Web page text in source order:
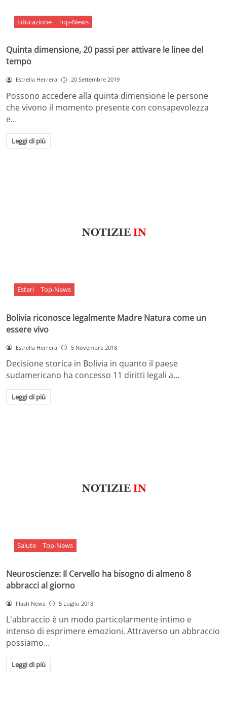
Educazione Top-News
Quinta dimensione, 20 passi per attivare le linee del
tempo
Estrella Herrera 20 Settembre 2019
Possono accedere alla quinta dimensione le persone
che vivono il momento presente con consapevolezza
e…
Leggi di più
Esteri Top-News
Bolivia riconosce legalmente Madre Natura come un
essere vivo
Estrella Herrera 5 Novembre 2018
Decisione storica in Bolivia in quanto il paese
sudamericano ha concesso 11 diritti legali a…
Leggi di più
Salute Top-News
Neuroscienze: Il Cervello ha bisogno di almeno 8
abbracci al giorno
Flash News 5 Luglio 2018
L'abbraccio è un modo particolarmente intimo e
intenso di esprimere emozioni. Attraverso un abbraccio
possiamo…
Leggi di più